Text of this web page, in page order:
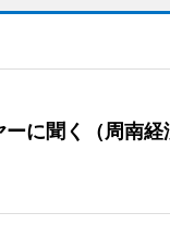
に聞く（周南経